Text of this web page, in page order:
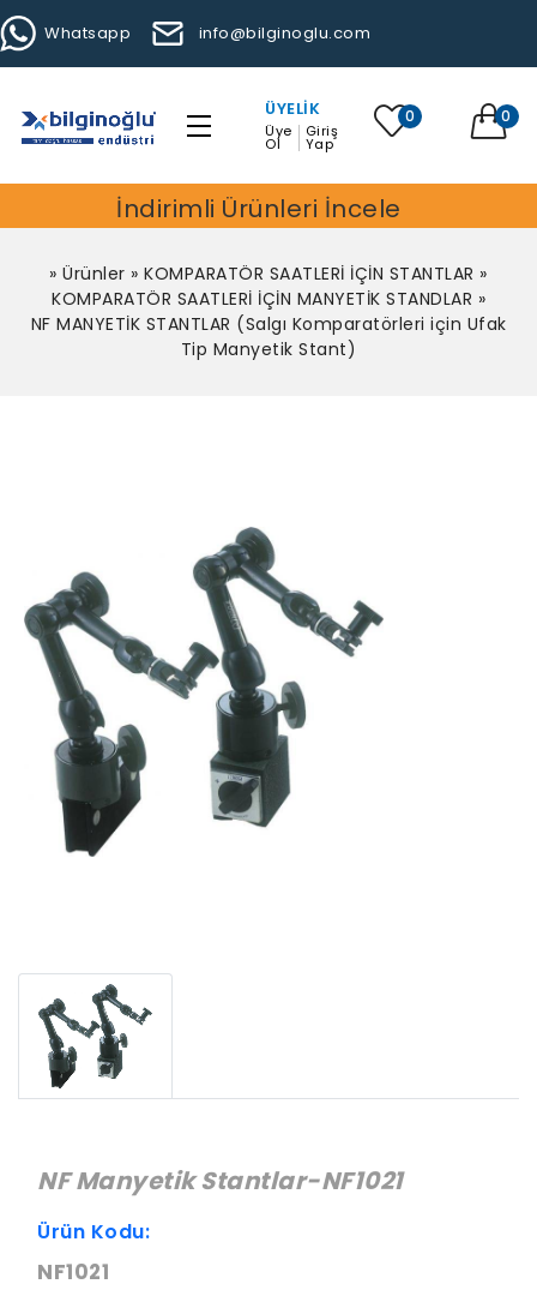
Whatsapp info@bilginoglu.com
ÜYELIK
Üye
Ol
Giriş
Yap
0 0
İndirimli Ürünleri İncele
»Ürünler »KOMPARATÖR SAATLERİ İÇİN STANTLAR »
KOMPARATÖR SAATLERİ İÇİN MANYETİK STANDLAR »
NF MANYETİK STANTLAR (Salgı Komparatörleri için Ufak
Tip Manyetik Stant)
NF Manyetik Stantlar-NF1021
Ürün Kodu:
NF1021